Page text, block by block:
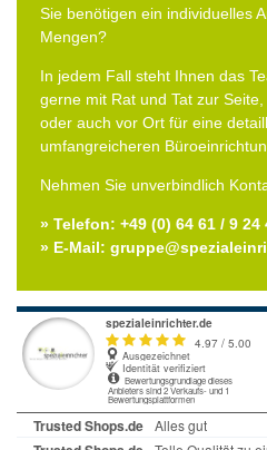
Sie benötigen ein individuelles
Mengen?
In jedem Fall steht Ihnen das
gerne mit Rat und Tat zur
oder auch vor Ort für eine
umfangreicheren
Nehmen Sie unverbindlich
» Telefon: +49 (0) 64 61 / 9 24
» E-Mail: